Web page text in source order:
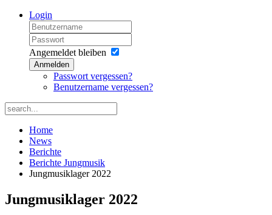
Login
Angemeldet bleiben
Anmelden
Passwort vergessen?
Benutzername vergessen?
Home
News
Berichte
Berichte Jungmusik
Jungmusiklager 2022
Jungmusiklager 2022